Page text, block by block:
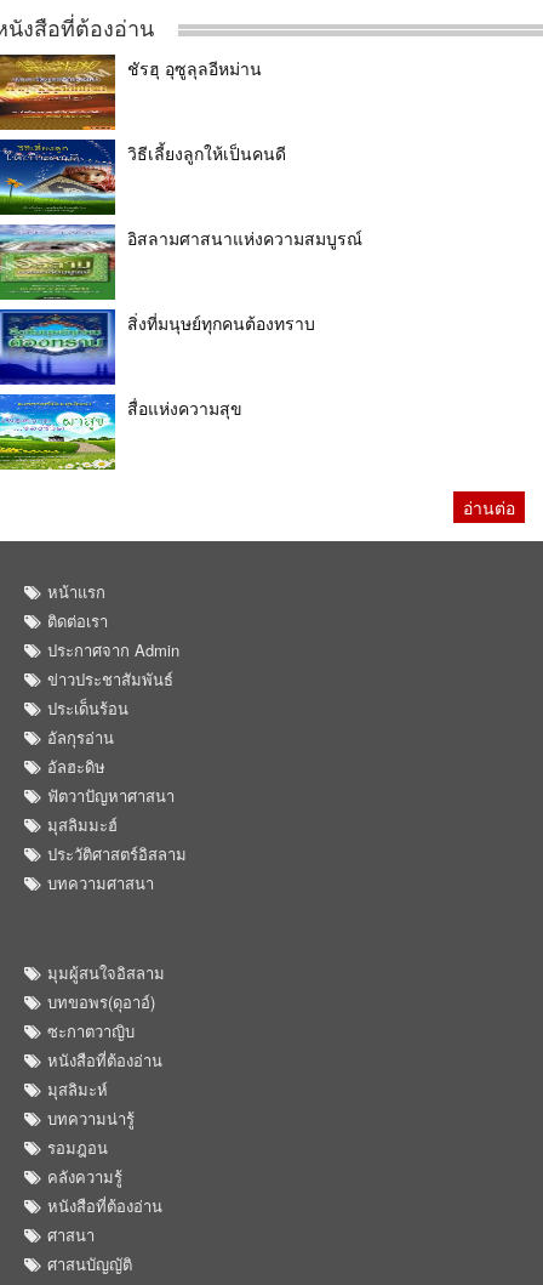
นังสือที่ต้องอ่าน
ชัรฮุ อุซูลุลอีหม่าน
วิธีเลี้ยงลูกให้เป็นคนดี
อิสลามศาสนาแห่งความสมบูรณ์
สิ่งที่มนุษย์ทุกคนต้องทราบ
สื่อแห่งความสุข
อ่านต่อ
หน้าแรก
ติดต่อเรา
ประกาศจาก Admin
ข่าวประชาสัมพันธ์
ประเด็นร้อน
อัลกุรอ่าน
อัลฮะดิษ
ฟัตวาปัญหาศาสนา
มุสลิมมะฮ์
ประวัติศาสตร์อิสลาม
บทความศาสนา
มุมผู้สนใจอิสลาม
บทขอพร(ดุอาอ์)
ซะกาตวาญิบ
หนังสือที่ต้องอ่าน
มุสลิมะห์
บทความน่ารู้
รอมฎอน
คลังความรู้
หนังสือที่ต้องอ่าน
ศาสนา
ศาสนบัญญัติ